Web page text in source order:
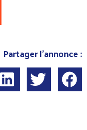
Partager l'annonce :